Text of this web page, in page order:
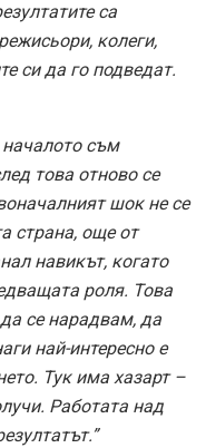
са
колеги,
си да го подведат.
началото съм
това отново се
шок не се
страна, още от
навикът, когато
роля. Това
се нарадвам, да
най-интересно е
Тук има хазарт –
Работата над